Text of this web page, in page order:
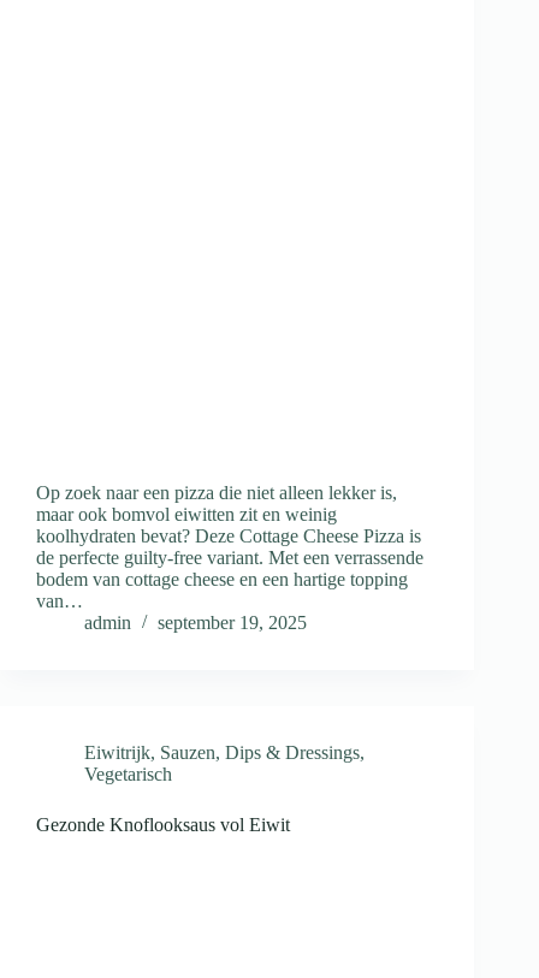
Op zoek naar een pizza die niet alleen lekker is,
maar ook bomvol eiwitten zit en weinig
koolhydraten bevat? Deze Cottage Cheese Pizza is
de perfecte guilty-free variant. Met een verrassende
bodem van cottage cheese en een hartige topping
van…
admin
september 19, 2025
Eiwitrijk, Sauzen, Dips & Dressings,
Vegetarisch
Gezonde Knoflooksaus vol Eiwit